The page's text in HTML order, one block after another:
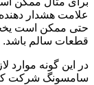
علامت هشدار
حتی ممکن است
قطعات سالم باشد.
در این گونه موارد
سامسونگ شرکت